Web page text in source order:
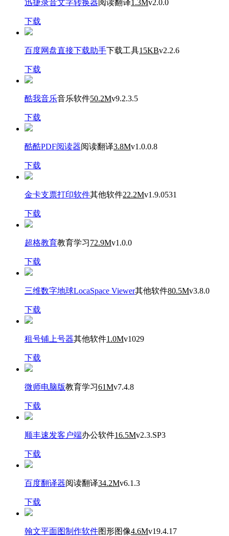
迅捷录音文字转换器 阅读翻译1.3Mv2.0.0
下载
百度网盘直接下载助手下载工具15KBv2.2.6
下载
酷我音乐音乐软件50.2Mv9.2.3.5
下载
酷酷PDF阅读器阅读翻译3.8Mv1.0.0.8
下载
金卡支票打印软件其他软件22.2Mv1.9.0531
下载
超格教育教育学习72.9Mv1.0.0
下载
三维数字地球LocaSpace Viewer其他软件80.5Mv3.8.0
下载
租号铺上号器其他软件1.0Mv1029
下载
微师电脑版教育学习61Mv7.4.8
下载
顺丰速发客户端办公软件16.5Mv2.3.SP3
下载
百度翻译器阅读翻译34.2Mv6.1.3
下载
翰文平面图制作软件图形图像4.6Mv19.4.17